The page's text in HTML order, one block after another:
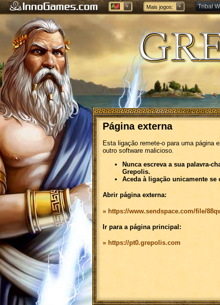
Mais jogos: Tribal
Forge
Página externa
Esta ligação remete-o para uma página
outro software malicioso.
Nunca escreva a sua palavra-
Grepolis.
Aceda à ligação unicamente
Abrir página externa:
» https://www.sendspace.com/file/
Ir para a página principal:
» https://pt0.grepolis.com